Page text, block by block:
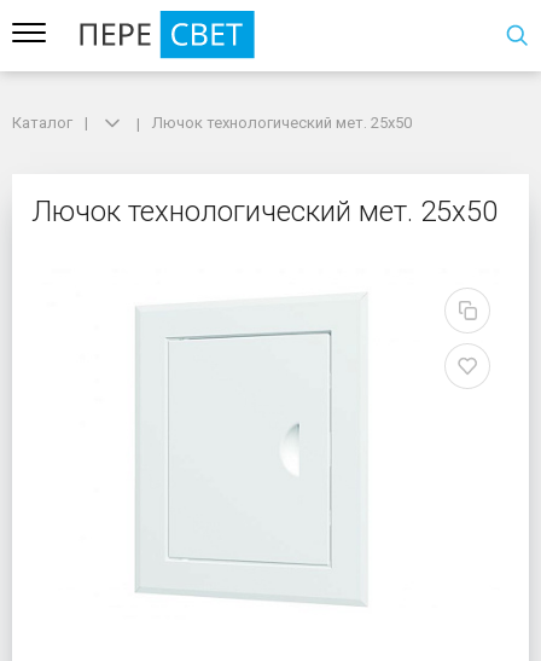
Лючок технологический мет. 25х50
Каталог Лючок технологический мет. 25х50
Лючок технологический мет. 25х50